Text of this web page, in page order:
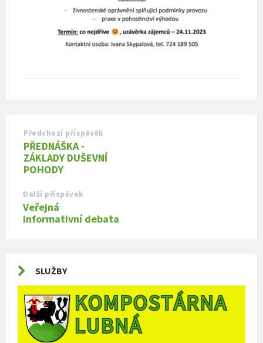
Předchozí příspěvěk
PŘEDNÁŠKA -
ZÁKLADY DUŠEVNÍ
POHODY
Další příspěvek
Veřejná
informativní debata
SLUŽBY